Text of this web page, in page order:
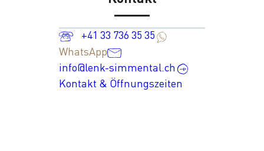
+41 33 736 35 35
WhatsApp
info@lenk-simmental.ch
Kontakt & Öffnungszeiten